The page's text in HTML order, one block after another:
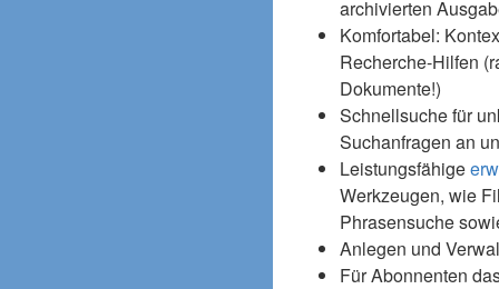
archivierten
Komfortabel:
Recherche-Hilfen
Dokumente!)
Schnellsuche für
Suchanfragen an
Leistungsfähige
Werkzeugen, wie
Phrasensuche
Anlegen und
Für Abonnenten